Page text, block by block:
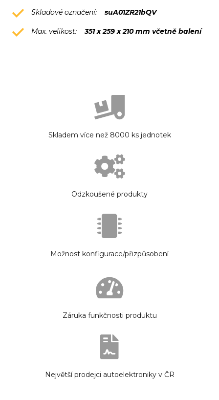
Skladové označení:
suA01ZR21bQV
Max. velikost: 351 x 259 x 210 mm včetně balení
Skladem více než 8000 ks jednotek
Odzkoušené produkty
Možnost konfigurace/přizpůsobení
Záruka funkčnosti produktu
Největší prodejci autoelektroniky v ČR